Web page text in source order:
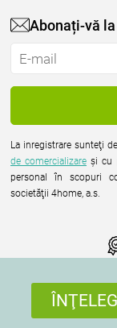
ÎNŢELEG
Abonați-vă
La inregistrare sunteţi
de comercializare şi cu prelucrarea datelor cu caracter
personal în scopuri
societăţii 4home, a.s.